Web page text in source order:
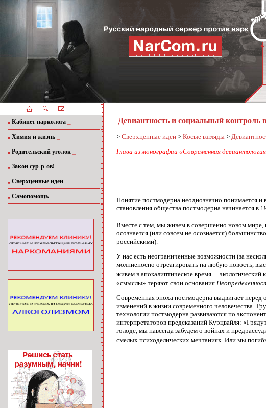
Кабинет нарколога
Химия и жизнь
Родительский уголок
Закон сур-р-ов!
Сверхценные идеи
Самопомощь
Девиантность и социальный контроль
> Сверхценные идеи > Косые взгляды >
Глава из монографии «Современная
Понятие постмодерна неоднозначно понимается и
становления общества постмодерна начинается в
Вместе с тем, мы живем в совершенно новом мире,
осознается (или совсем не осознается)
российскими).
У нас есть неограниченные возможности (за
молниеносно отреагировать на любую новость,
живем в апокалиптическое время…
«смыслы» теряют свои основания.
Современная эпоха постмодерна выдвигает
изменений в жизни современного человечества.
технологии постмодерна развиваются по
интерпретаторов предсказаний Курцвайля:
голоде, мы навсегда забудем о войнах и
смелых психоделических мечтаниях. Или мы